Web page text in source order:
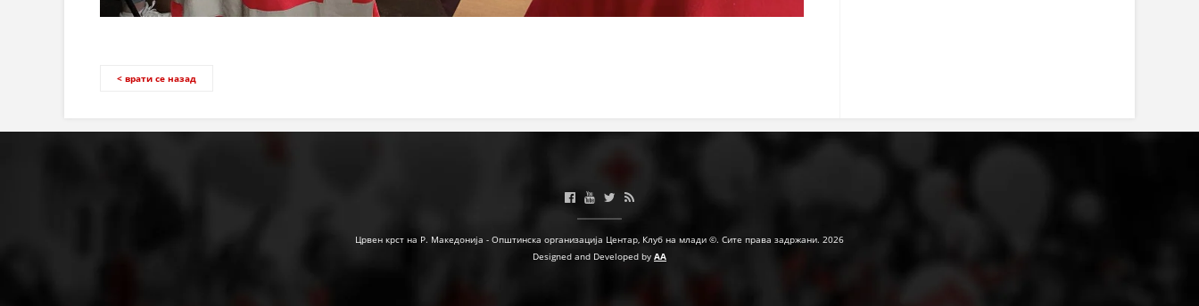
МЕНАЏМЕНТ НА ВОЛОНТЕРИ
< врати се назад
Црвен крст на Р. Македонија - Општинска организација Центар, Клуб на млади ©. Сите права задржани. 2026
Designed and Developed by AA